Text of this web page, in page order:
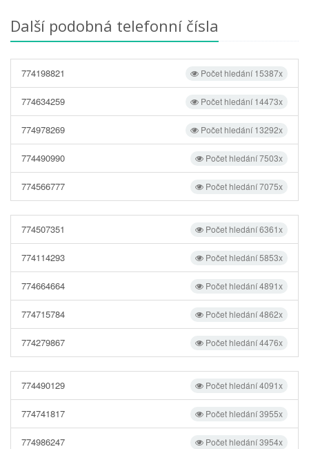
Další podobná telefonní čísla
Počet hledání 15387x
774198821
Počet hledání 14473x
774634259
Počet hledání 13292x
774978269
Počet hledání 7503x
774490990
Počet hledání 7075x
774566777
Počet hledání 6361x
774507351
Počet hledání 5853x
774114293
Počet hledání 4891x
774664664
Počet hledání 4862x
774715784
Počet hledání 4476x
774279867
Počet hledání 4091x
774490129
Počet hledání 3955x
774741817
Počet hledání 3954x
774986247